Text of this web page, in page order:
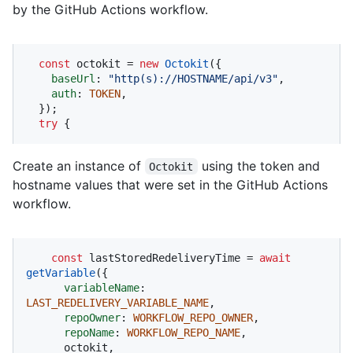
by the GitHub Actions workflow.
const octokit = new Octokit ({
baseUrl : "http(s)://HOSTNAME/api/v3" ,
auth: TOKEN,
try {
Create an instance of Octokit
using the token and
hostname values that were set in the GitHub Actions
workflow.
const lastStoredRedeliveryTime = await
getVariable({
variableName
LAST_REDELIVERY_VARIABLE_NAME,
repoOwner: WORKFLOW_REPO_OWNER,
repoName: WORKFLOW_REPO_NAME,